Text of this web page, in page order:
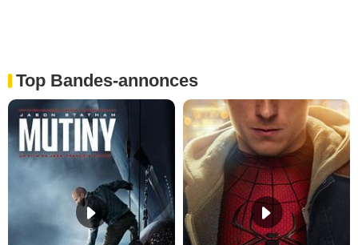
Top Bandes-annonces